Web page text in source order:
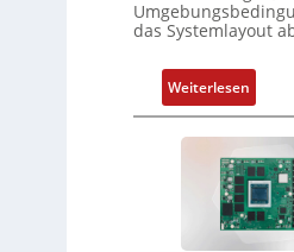
g
u
n
Z
u
s
t
a
n
d
g
t
f
ü
r
m
e
h
r
das Systemlayout
Weiterlesen:
F
l
e
x
i
b